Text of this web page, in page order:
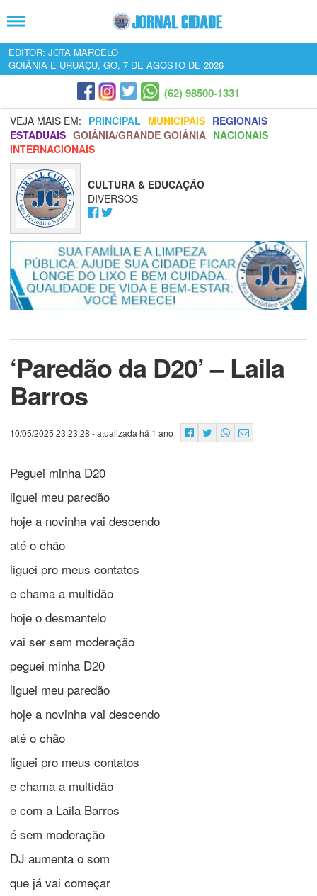
EDITOR: JOTA MARCELO
GOIÂNIA E URUAÇU, GO, 7 DE AGOSTO DE 2026
(62) 98500-1331
VEJA MAIS EM: PRINCIPAL MUNICIPAIS REGIONAIS
ESTADUAIS GOIÂNIA/GRANDE GOIÂNIA NACIONAIS
INTERNACIONAIS
CULTURA & EDUCAÇÃO
DIVERSOS
‘Paredão da D20’ – Laila
Barros
10/05/2025 23:23:28 - atualizada há 1 ano
Peguei minha D20
liguei meu paredão
hoje a novinha vai descendo
até o chão
liguei pro meus contatos
e chama a multidão
hoje o desmantelo
vai ser sem moderação
peguei minha D20
liguei meu paredão
hoje a novinha vai descendo
até o chão
liguei pro meus contatos
e chama a multidão
e com a Laila Barros
é sem moderação
DJ aumenta o som
que já vai começar